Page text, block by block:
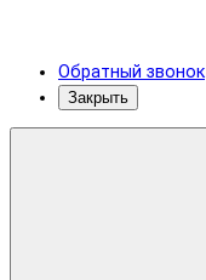
Обратный звонок
Закрыть